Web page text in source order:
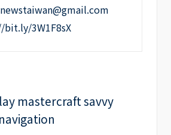
3W1F8sX